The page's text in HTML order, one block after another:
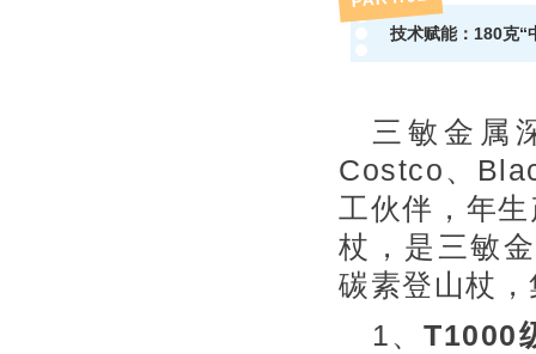
技术赋能：180克“
三敏金属
Costco、
工伙伴，年
杖，是三敏
碳素登山杖
1、T1000